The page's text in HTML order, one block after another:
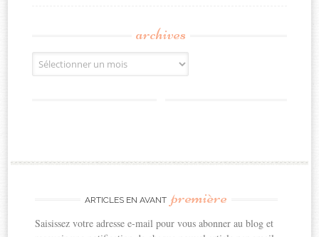
archives
Archives
ARTICLES EN AVANT première
Saisissez votre adresse e-mail pour vous abonner au blog et